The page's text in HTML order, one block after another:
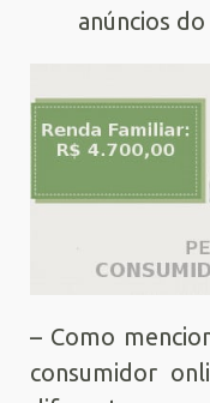
anúncios do
– Como
consumidor